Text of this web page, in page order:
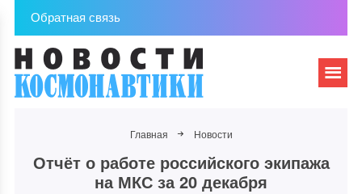
Обратная связь
Главная Новости
Отчёт о работе российского экипажа
на МКС за 20 декабря